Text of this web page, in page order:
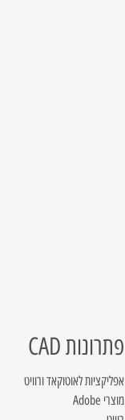
פתרונות CAD
אפליקציות לאוטוקאד ורוויט
מוצרי Adobe